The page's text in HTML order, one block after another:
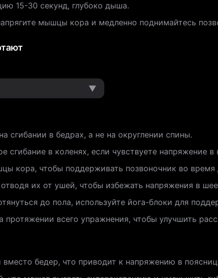
15-30 секунд, глубоко дыша.
мышцы кора и медленно поднимайтесь
▼
сгибании в бедрах, а не на округлении спины.
сгибание в коленях, если чувствуете напряжение
кора, чтобы поддерживать позвоночник во время
отводя их от ушей, чтобы избежать напряжения в
до пола, используйте йога-блоки для
протяжении всего упражнения, чтобы улучшить
вместо бедер, что приводит к напряжению в